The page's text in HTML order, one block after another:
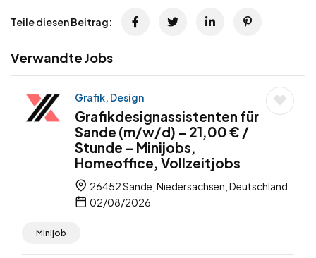
Teile diesen Beitrag:
Verwandte Jobs
Grafik, Design
Grafikdesignassistenten für
Sande (m/w/d) – 21,00 € /
Stunde – Minijobs,
Homeoffice, Vollzeitjobs
26452 Sande, Niedersachsen, Deutschland
02/08/2026
Minijob